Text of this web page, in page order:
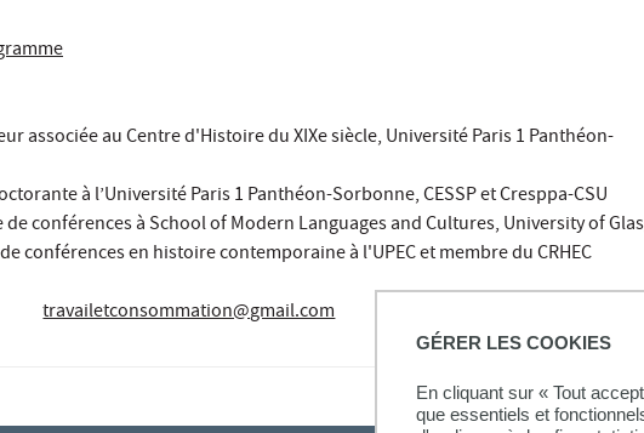
GÉRER LES COOKIES
En cliquant sur « Tout
que essentiels et
associée au Centre d'Histoire du XIXe siècle, Université Paris 1 Panthéon-
à l’Université Paris 1 Panthéon-Sorbonne, CESSP et Cresppa-CSU
de conférences à School of Modern Languages and Cultures, University of
conférences en histoire contemporaine à l'UPEC et membre du CRHEC
travailetconsommation@gmail.com